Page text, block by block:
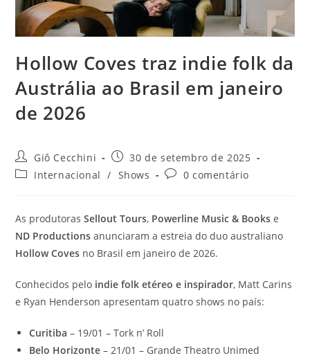
Hollow Coves traz indie folk da
Austrália ao Brasil em janeiro
de 2026
Autor
do
post:
Giô Cecchini
Post
publicado:
30 de setembro de 2025
Categoria
Internacional / Shows
Comentários
0 comentário
As produtorasSellout Tours, Powerline Music & Books e
ND Productions anunciaram a estreia do duo australiano
Hollow Coves no Brasil em janeiro de 2026.
Conhecidos pelo indie folk etéreo e inspirador, Matt Carins
e Ryan Henderson apresentam quatro shows no país:
Curitiba – 19/01 – Tork n’ Roll
Belo Horizonte – 21/01 – Grande Theatro Unimed